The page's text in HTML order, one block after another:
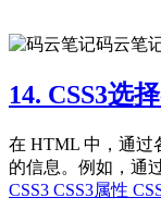
码云笔
14. CSS3选
在 HTML 中，通过
的信息。例如，通
CSS3 CSS3属性